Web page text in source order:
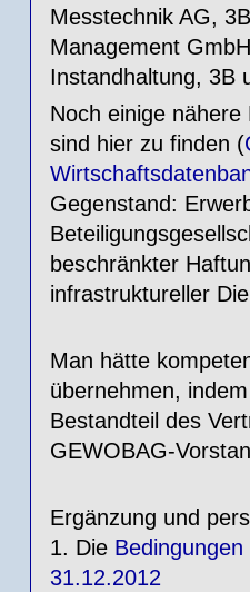
Messtechnik AG,
Management
Instandhaltung, 3B
Noch einige
sind hier zu finden (
Gegenstand:
beschränkter
infrastruktureller
Man hätte
übernehmen,
Bestandteil des
GEWOBAG-
Ergänzung und
1. Die
31.12.2012